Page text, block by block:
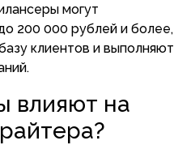
могут
200 000 рублей и более,
клиентов и выполняют
влияют на